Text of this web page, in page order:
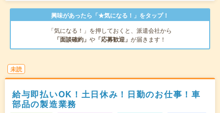
興味があったら「★気になる！」をタップ！
「気になる！」を押しておくと、派遣会社から
「面談確約」 や 「応募歓迎」 が届きます！
未読
給与即払いOK！土日休み！日勤のお仕事！車
部品の製造業務